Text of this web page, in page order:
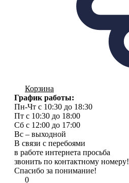
Корзина
График работы:
Пн-Чт с 10:30 до 18:30
Пт с 10:30 до 18:00
Сб с 12:00 до 17:00
Вс – выходной
В связи с перебоями
в работе интернета просьба
звонить по контактному номеру!
Спасибо за понимание!
0